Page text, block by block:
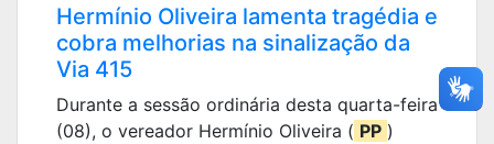
Hermínio Oliveira lamenta tragédia e
cobra melhorias na sinalização da
Via 415
Durante a sessão ordinária desta quarta-feira
(08), o vereador Hermínio Oliveira ( PP )